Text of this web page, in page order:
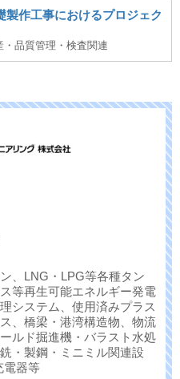
作工事におけるプロジェク
品質管理・検査関連
、LNG・LPG等各種タン
等再生可能エネルギー発電
システム、使用済みプラス
、橋梁・港湾構造物、物流
ルド掘進機・バラスト水処
・製鋼・ミニミル関連設
電器等